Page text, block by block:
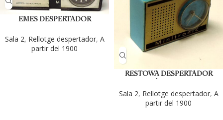
EMES DESPERTADOR
Sala 2, Rellotge despertador, A
partir del 1900
RESTOWA DESPERTADOR
Sala 2, Rellotge despertador, A
partir del 1900